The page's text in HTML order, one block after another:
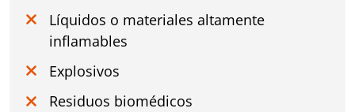
Líquidos o materiales altamente
inflamables
Explosivos
Residuos biomédicos